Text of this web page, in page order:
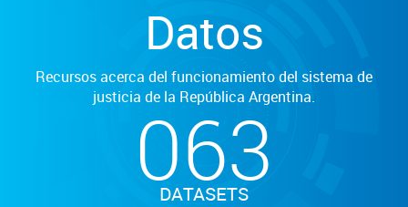
Datos
Recursos acerca del funcionamiento del sistema de
justicia de la República Argentina.
063
DATASETS